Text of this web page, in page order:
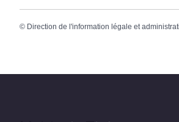
© Direction de l'information légale et